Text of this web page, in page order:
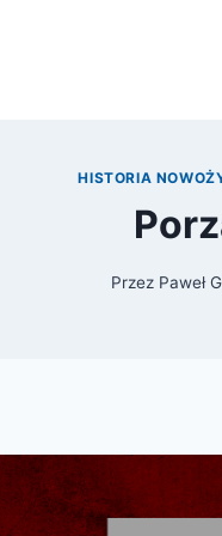
HISTORIA
Przez Paweł